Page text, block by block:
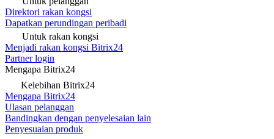
Direktori rakan kongsi
Dapatkan perundingan peribadi
Untuk rakan kongsi
Menjadi rakan kongsi Bitrix24
Partner login
Mengapa Bitrix24
Kelebihan Bitrix24
Mengapa Bitrix24
Ulasan pelanggan
Bandingkan dengan penyelesaian lain
Penyesuaian produk